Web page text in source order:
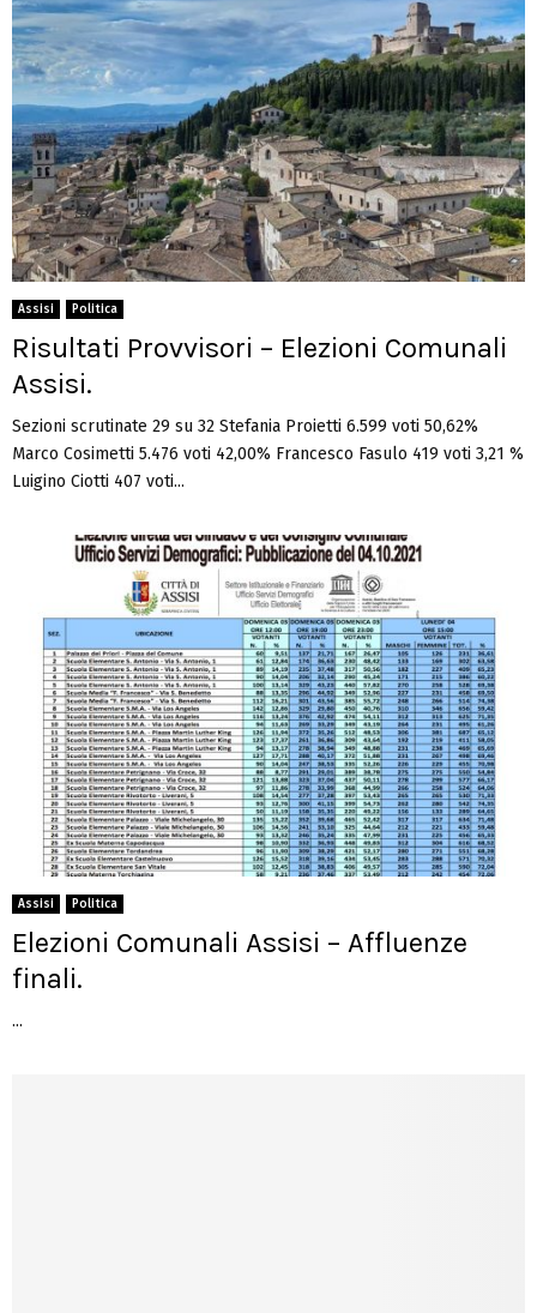
Assisi Politica
Risultati Provvisori – Elezioni Comunali
Assisi.
Sezioni scrutinate 29 su 32 Stefania Proietti 6.599 voti 50,62%
Marco Cosimetti 5.476 voti 42,00% Francesco Fasulo 419 voti 3,21 %
Luigino Ciotti 407 voti...
Assisi Politica
Elezioni Comunali Assisi – Affluenze
finali.
...